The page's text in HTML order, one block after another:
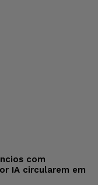
com
IA circularem em